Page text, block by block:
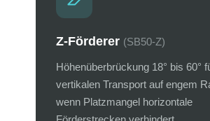
reversierend (reversierend
Zwangsführung)
Auf Anfrage Anbau gängiger
Industriemotoren nach
möglich.
Z-Förderer (SB50-Z)
Höhenüberbrückung 18° bis 60°
vertikalen Transport auf engem
wenn Platzmangel horizontale